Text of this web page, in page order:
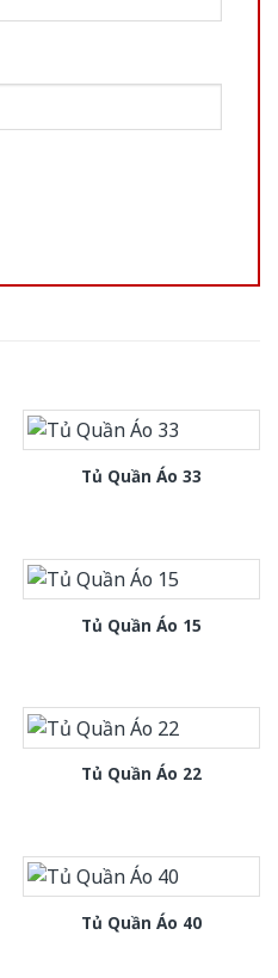
Tủ Quần Áo 33
Tủ Quần Áo 15
Tủ Quần Áo 22
Tủ Quần Áo 40